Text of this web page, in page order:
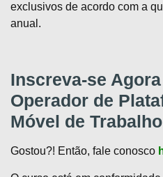
exclusivos de acordo com a
anual.
Inscreva-se
Operador de
Móvel de Trabalho
Gostou?! Então, fale conosco